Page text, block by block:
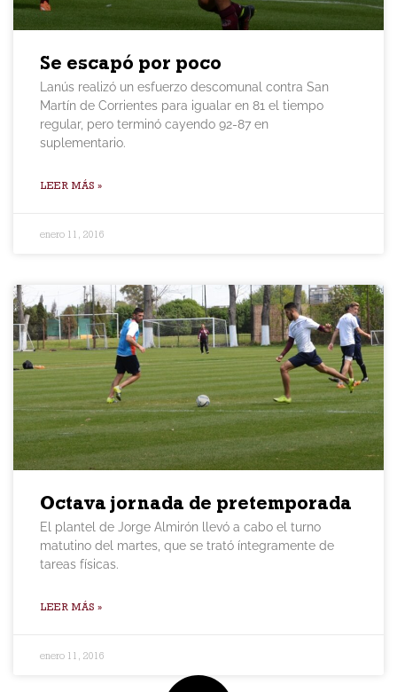
Se escapó por poco
Lanús realizó un esfuerzo descomunal contra San
Martín de Corrientes para igualar en 81 el tiempo
regular, pero terminó cayendo 92-87 en
suplementario.
LEER MÁS »
enero 11, 2016
Octava jornada de pretemporada
El plantel de Jorge Almirón llevó a cabo el turno
matutino del martes, que se trató íntegramente de
tareas físicas.
LEER MÁS »
enero 11, 2016